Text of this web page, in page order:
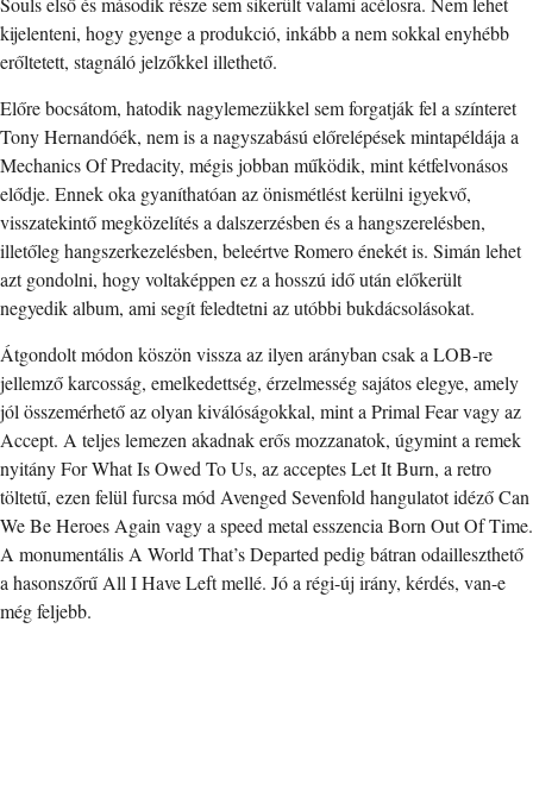
kijelenteni, hogy gyenge a produkció, inkább a nem sokkal enyhébb
erőltetett, stagnáló jelzőkkel illethető.
Előre bocsátom, hatodik nagylemezükkel sem forgatják fel a színteret
Tony Hernandóék, nem is a nagyszabású előrelépések mintapéldája a
Mechanics Of Predacity, mégis jobban működik, mint kétfelvonásos
elődje. Ennek oka gyaníthatóan az önismétlést kerülni igyekvő,
visszatekintő megközelítés a dalszerzésben és a hangszerelésben,
illetőleg hangszerkezelésben, beleértve Romero énekét is. Simán lehet
azt gondolni, hogy voltaképpen ez a hosszú idő után előkerült
negyedik album, ami segít feledtetni az utóbbi bukdácsolásokat.
Átgondolt módon köszön vissza az ilyen arányban csak a LOB-re
jellemző karcosság, emelkedettség, érzelmesség sajátos elegye, amely
jól összemérhető az olyan kiválóságokkal, mint a Primal Fear vagy az
Accept. A teljes lemezen akadnak erős mozzanatok, úgymint a remek
nyitány For What Is Owed To Us, az acceptes Let It Burn, a retro
töltetű, ezen felül furcsa mód Avenged Sevenfold hangulatot idéző Can
We Be Heroes Again vagy a speed metal esszencia Born Out Of Time.
A monumentális A World That’s Departed pedig bátran odailleszthető
a hasonszőrű All I Have Left mellé. Jó a régi-új irány, kérdés, van-e
még feljebb.